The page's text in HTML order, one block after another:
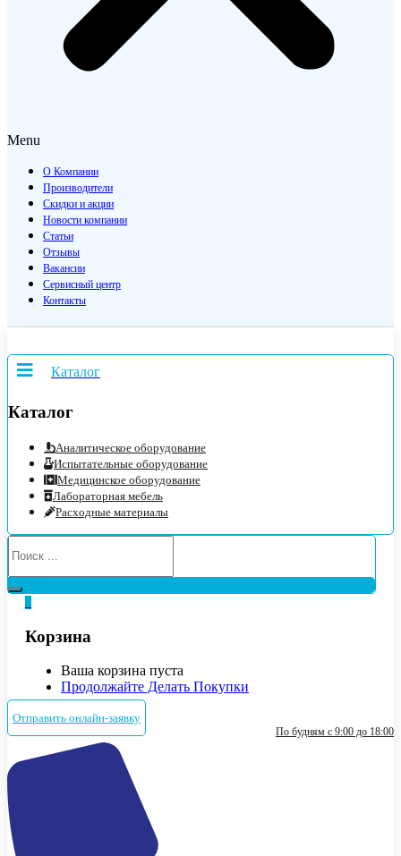
Menu
О Компании
Производители
Скидки и акции
Новости компании
Статьи
Отзывы
Вакансии
Сервисный центр
Контакты
Каталог
Каталог
Аналитическое оборудование
Испытательные оборудование
Медицинское оборудование
Лабораторная мебель
Расходные материалы
Корзина
Ваша корзина пуста
Продолжайте Делать Покупки
Отправить онлайн-заявку
По будням с 9:00 до 18:00